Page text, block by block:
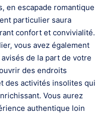
en escapade romantique
particulier saura
confort et convivialité.
vous avez également
de la part de votre
des endroits
des activités insolites qui
Vous aurez
authentique loin